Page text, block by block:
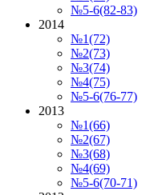
№5-6(82-83)
2014
№1(72)
№2(73)
№3(74)
№4(75)
№5-6(76-77)
2013
№1(66)
№2(67)
№3(68)
№4(69)
№5-6(70-71)